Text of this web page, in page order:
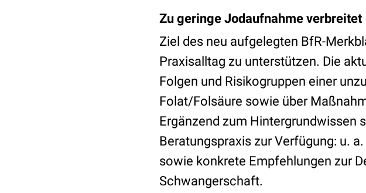
Zu geringe Jodaufnahme verbreitet
Ziel des neu aufgelegten BfR-
Praxisalltag zu unterstützen. Die
Folgen und Risikogruppen einer
Folat/Folsäure sowie über
Ergänzend zum Hintergrundwissen
Beratungspraxis zur Verfügung: u.
sowie konkrete Empfehlungen zur
Schwangerschaft.